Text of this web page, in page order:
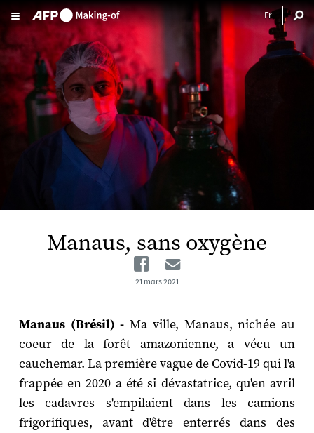
Aller au contenu principal
Manaus, sans oxygène
Facebook
Email
21 mars 2021
Manaus (Brésil) - Ma ville, Manaus, nichée au
coeur de la forêt amazonienne, a vécu un
cauchemar. La première vague de Covid-19 qui l'a
frappée en 2020 a été si dévastatrice, qu'en avril
les cadavres s'empilaient dans les camions
frigorifiques, avant d'être enterrés dans des